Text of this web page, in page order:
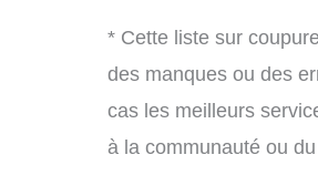
* Cette liste sur
des manques ou des
cas les meilleurs
à la communauté ou